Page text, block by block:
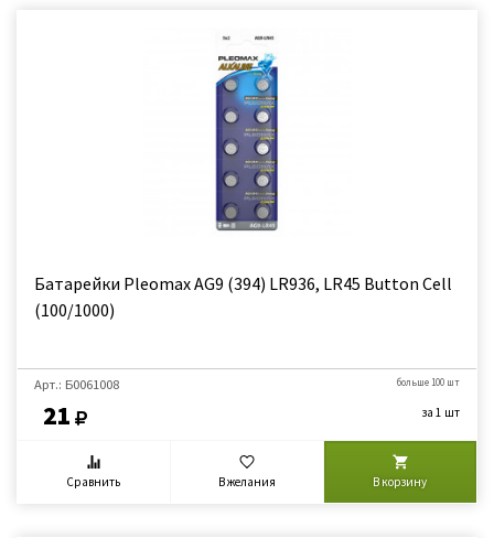
Батарейки Pleomax AG9 (394) LR936, LR45 Button Cell
(100/1000)
Арт.: Б0061008
21
больше 100 шт
за 1 шт
Сравнить В желания В корзину